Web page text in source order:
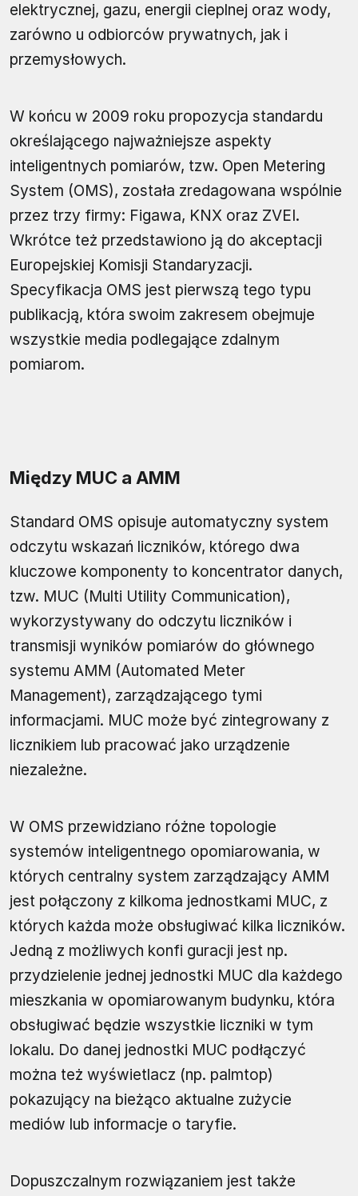
elektrycznej, gazu, energii cieplnej oraz wody,
zarówno u odbiorców prywatnych, jak i
przemysłowych.
W końcu w 2009 roku propozycja standardu
określającego najważniejsze aspekty
inteligentnych pomiarów, tzw. Open Metering
System (OMS), została zredagowana wspólnie
przez trzy firmy: Figawa, KNX oraz ZVEI.
Wkrótce też przedstawiono ją do akceptacji
Europejskiej Komisji Standaryzacji.
Specyfikacja OMS jest pierwszą tego typu
publikacją, która swoim zakresem obejmuje
wszystkie media podlegające zdalnym
pomiarom.
Między MUC a AMM
Standard OMS opisuje automatyczny system
odczytu wskazań liczników, którego dwa
kluczowe komponenty to koncentrator danych,
tzw. MUC (Multi Utility Communication),
wykorzystywany do odczytu liczników i
transmisji wyników pomiarów do głównego
systemu AMM (Automated Meter
Management), zarządzającego tymi
informacjami. MUC może być zintegrowany z
licznikiem lub pracować jako urządzenie
niezależne.
W OMS przewidziano różne topologie
systemów inteligentnego opomiarowania, w
których centralny system zarządzający AMM
jest połączony z kilkoma jednostkami MUC, z
których każda może obsługiwać kilka liczników.
Jedną z możliwych konfi guracji jest np.
przydzielenie jednej jednostki MUC dla każdego
mieszkania w opomiarowanym budynku, która
obsługiwać będzie wszystkie liczniki w tym
lokalu. Do danej jednostki MUC podłączyć
można też wyświetlacz (np. palmtop)
pokazujący na bieżąco aktualne zużycie
mediów lub informacje o taryfie.
Dopuszczalnym rozwiązaniem jest także